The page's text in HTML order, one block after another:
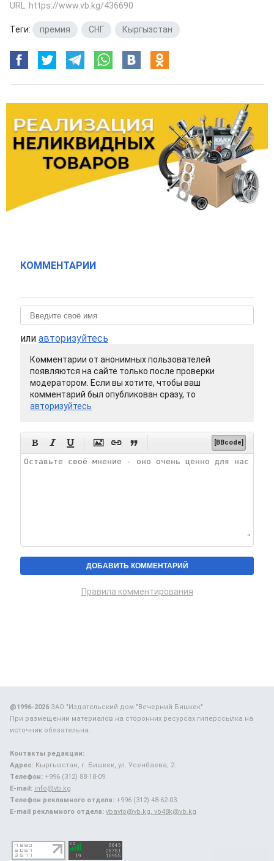
URL: https://www.vb.kg/436690
Теги: премия СНГ Кыргызстан
КОММЕНТАРИИ
или авторизуйтесь
Комментарии от анонимных пользователей
появляются на сайте только после проверки
модератором. Если вы хотите, чтобы ваш
комментарий был опубликован сразу, то
авторизуйтесь
      [BBcode]
Правила комментирования
@1996-2026ЗАО "Издательский дом "Вечерний Бишкек"
При размещении материалов на сторонних ресурсах гиперссылка на
источник обязательна.
Контакты редакции:
Адрес: Кыргызстан, г. Бишкек, ул. Усенбаева, 2.
Телефон: +996 (312) 88-18-09.
E-mail: info@vb.kg
Телефон рекламного отдела: +996 (312) 48-62-03.
E-mail рекламного отдела: vbavto@vb.kg, vb48k@vb.kg